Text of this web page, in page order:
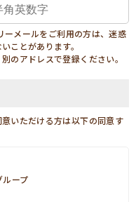
ーメールをご利用の方は、迷惑
ことがあります。
のアドレスで登録ください。
いただける方は以下の同意す
ープ